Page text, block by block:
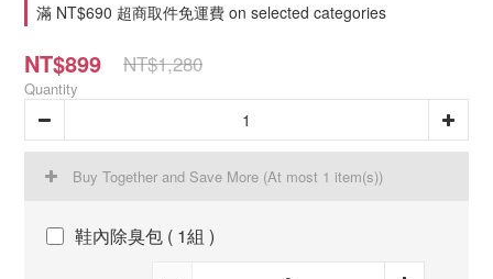
滿 NT$690 超商取件免運費 on selected categories
NT$899 NT$1,280
Quantity
Buy Together and Save More (At most 1 item(s))
鞋內除臭包 ( 1組 )